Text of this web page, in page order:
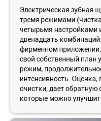
Электрическая зубная
тремя режимами
четырьмя настройками
двенадцать
фирменном приложении,
свой собственный план
режим,
интенсивность.
очистки, дает обратную
которые можно